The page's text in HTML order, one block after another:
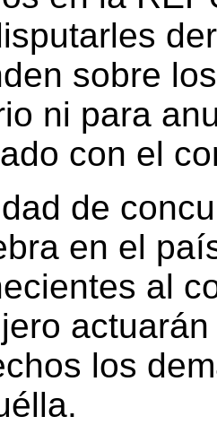
sobre
ni para
con el
de
en el
al
los